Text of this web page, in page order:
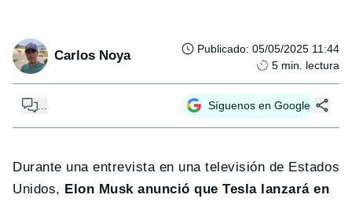
Carlos Noya Publicado: 05/05/2025 11:44
5 min. lectura
Síguenos en Google
Durante una entrevista en una televisión de Estados
Unidos, Elon Musk anunció que Tesla lanzará en